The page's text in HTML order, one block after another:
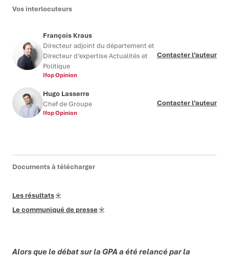
Vos interlocuteurs
François Kraus
Directeur adjoint du département et
Directeur d’expertise Actualités et
Politique
Ifop Opinion
Contacter l’auteur
Hugo Lasserre
Chef de Groupe
Ifop Opinion
Contacter l’auteur
Documents à télécharger
Les résultats
Le communiqué de presse
Alors que le débat sur la GPA a été relancé parla